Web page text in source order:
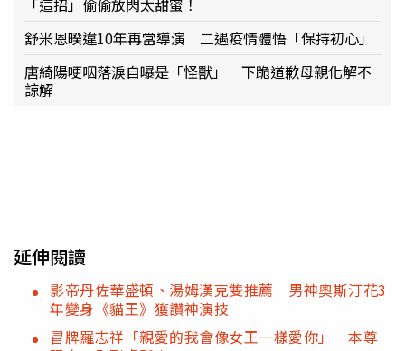
「這招」偷偷放閃太甜蜜！
舒米恩暌違10年再當導演 二遇疫情體悟「保持初心」
唐綺陽哽咽落淚自曝是「怪獸」 下跪道歉母親化解不
諒解
延伸閱讀
影帝丹佐華盛頓、湯姆漢克雙推薦 男神奧斯汀花3
年變身《貓王》獲讚神演技
冒牌羅志祥「親愛的我會像女王一樣愛你」 本尊